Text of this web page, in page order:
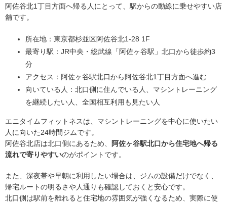
阿佐谷北1丁目方面へ帰る人にとって、駅からの動線に乗せやすい店
舗です。
所在地：東京都杉並区阿佐谷北1-28 1F
最寄り駅：JR中央・総武線「阿佐ヶ谷駅」北口から徒歩約3
分
アクセス：阿佐ヶ谷駅北口から阿佐谷北1丁目方面へ進む
向いている人：北口側に住んでいる人、マシントレーニング
を継続したい人、全国相互利用も見たい人
エニタイムフィットネスは、マシントレーニングを中心に使いたい
人に向いた24時間ジムです。
阿佐谷北店は北口側にあるため、
阿佐ヶ谷駅北口から住宅地へ帰る
流れで寄りやすいのがポイントです。
また、深夜帯や早朝に利用したい場合は、ジムの設備だけでなく、
帰宅ルートの明るさや人通りも確認しておくと安心です。
北口側は駅前を離れると住宅地の雰囲気が強くなるため、実際に使